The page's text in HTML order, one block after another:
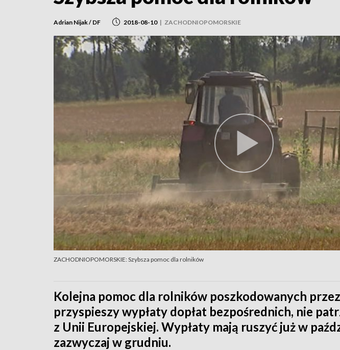
Adrian Nijak / DF 2018-08-10 | ZACHODNIOPOMORSKIE
ZACHODNIOPOMORSKIE: Szybsza pomoc dla rolników
Kolejna pomoc dla rolników poszkodowanych przez
przyspieszy wypłaty dopłat bezpośrednich, nie
z Unii Europejskiej. Wypłaty mają ruszyć już w
zazwyczaj w grudniu.